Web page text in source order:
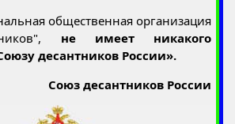
общественная организация
не имеет никакого
десантников России».
Союз десантников России